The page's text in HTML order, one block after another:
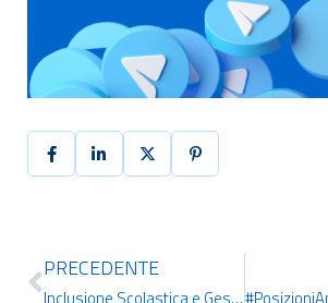
PRECEDENTE